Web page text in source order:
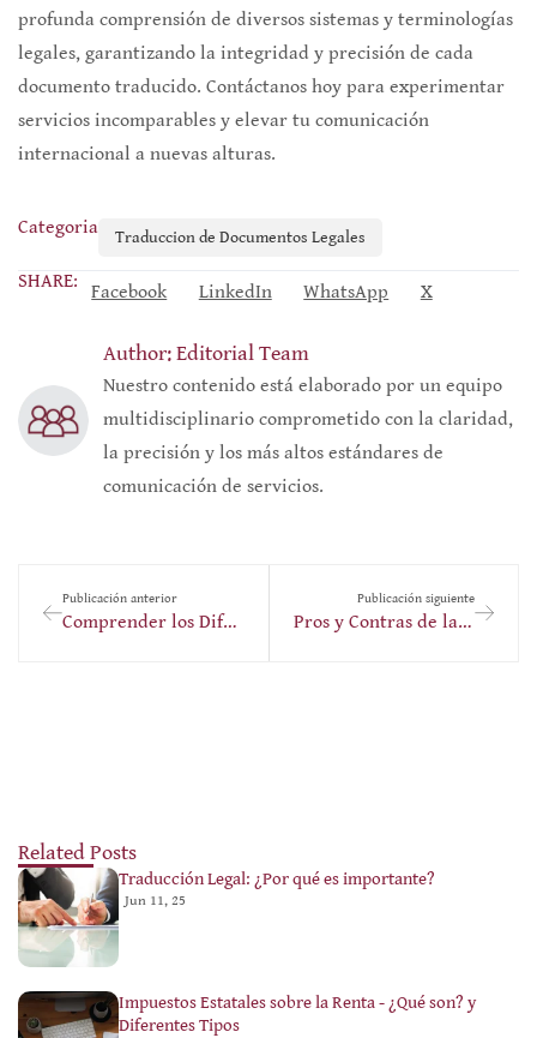
profunda comprensión de diversos sistemas y terminologías
legales, garantizando la integridad y precisión de cada
documento traducido. Contáctanos hoy para experimentar
servicios incomparables y elevar tu comunicación
internacional a nuevas alturas.
Categoria Traduccion de Documentos Legales
SHARE: Facebook LinkedIn WhatsApp X
Author: Editorial Team
Nuestro contenido está elaborado por un equipo
multidisciplinario comprometido con la claridad,
la precisión y los más altos estándares de
comunicación de servicios.
Publicación anterior
Comprender los Diferentes Tipos de Custodia de Menores
Publicación siguiente
Pros y Contras de la Mediación de Divorcio
Related Posts
Traducción Legal: ¿Por qué es importante?
Jun 11, 25
Impuestos Estatales sobre la Renta - ¿Qué son? y
Diferentes Tipos